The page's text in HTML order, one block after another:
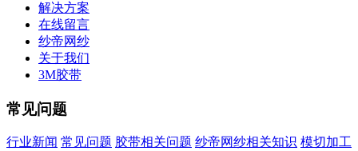
解决方案
在线留言
纱帝网纱
关于我们
3M胶带
常见问题
行业新闻 常见问题 胶带相关问题 纱帝网纱相关知识 模切加工